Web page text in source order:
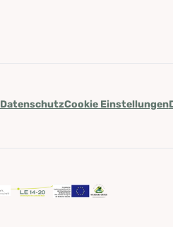
DatenschutzCookie Einstellungen